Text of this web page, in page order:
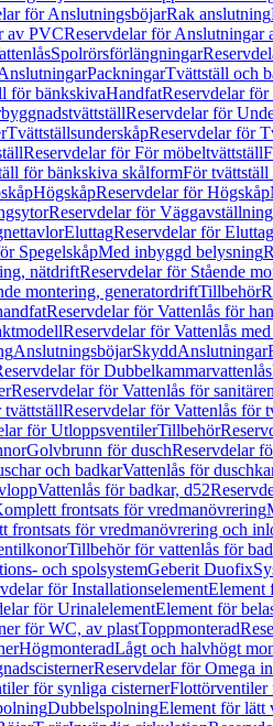
för AnslutningsböjarRak anslutning
av PVCReservdelar för Anslutningar
Spolrörsförlängningar
PackningarTvättställ och
för bänkskivaHandfatReservdelar
Reservdelar för
TvättställsunderskåpReservdelar för
Reservdelar för För möbeltvättställ
för bänkskiva skålformFör
HögskåpReservdelar för Högskåp
Reservdelar för
EluttagReservdelar för Eluttag
SpegelskåpMed inbyggd belysning
nätdriftReservdelar för Stående
montering, generatordriftTillbehör
Reservdelar för Vattenlås för
Reservdelar för Vattenlås
AnslutningsböjarSkyddAnslutningar
för Dubbelkammarvattenlås
Reservdelar för Vattenlås för
tvättställReservdelar för Vattenlås för
för UtloppsventilerTillbehör
Golvbrunn för duschReservdelar
och badkarVattenlås för
Vattenlås för badkar, d52
frontsats för vredmanövrering
frontsats för vredmanövrering och
Tillbehör för vattenlås för
och spolsystemGeberit Duofix
för InstallationselementElement
för UrinalelementElement för
för WC, av plastToppmonterad
HögmonteradLågt och halvhögt
Reservdelar för Omega
för synliga cisternerFlottörventiler
DubbelspolningElement för lätt